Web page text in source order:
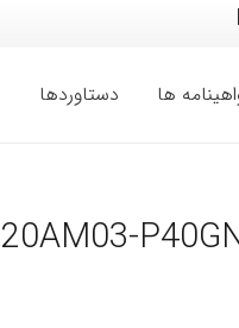
ها دستاوردها